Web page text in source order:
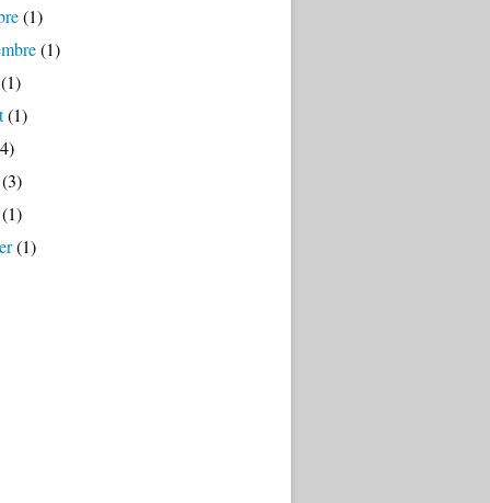
(1)
(1)
(1)
(1)